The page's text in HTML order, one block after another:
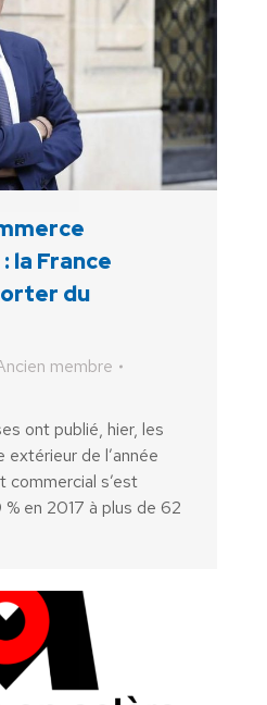
la France
du
membre
ont publié, hier, les
de l’année
commercial s’est
en 2017 à plus de 62